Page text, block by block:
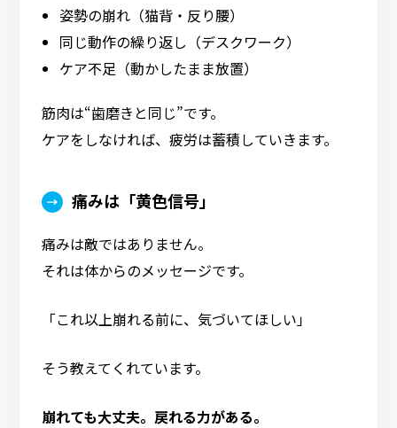
姿勢の崩れ（猫背・反り腰）
同じ動作の繰り返し（デスクワーク）
ケア不足（動かしたまま放置）
筋肉は“歯磨きと同じ”です。
ケアをしなければ、疲労は蓄積していきます。
痛みは「黄色信号」
痛みは敵ではありません。
それは体からのメッセージです。
「これ以上崩れる前に、気づいてほしい」
そう教えてくれています。
崩れても大丈夫。戻れる力がある。